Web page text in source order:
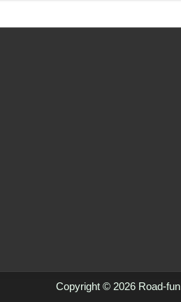
Copyright © 2026 Road-